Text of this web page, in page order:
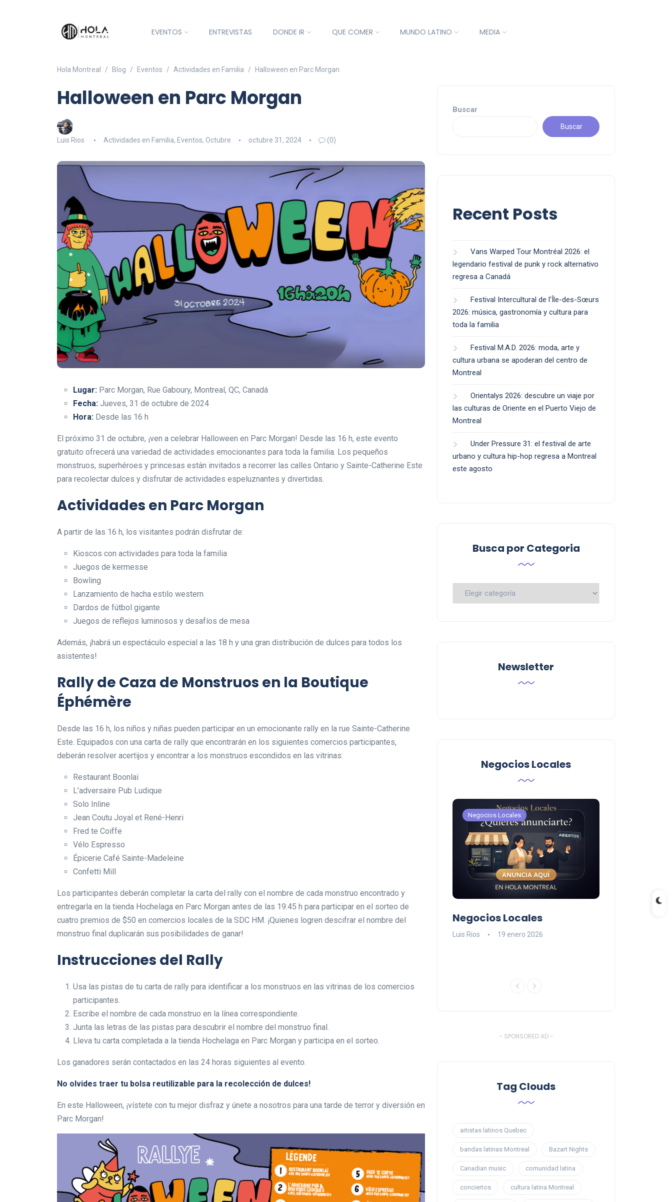
EVENTOS ENTREVISTAS DONDE IR QUE COMER MUNDO LATINO MEDIA
Hola Montreal Blog Eventos Actividades en Familia Halloween en Parc Morgan
Halloween en Parc Morgan
Luis Rios Actividades en Familia, Eventos, Octubre octubre 31, 2024 (0)
Lugar: Parc Morgan, Rue Gaboury, Montreal, QC, Canadá
Fecha: Jueves, 31 de octubre de 2024
Hora: Desde las 16 h
El próximo 31 de octubre, ¡ven a celebrar Halloween en Parc Morgan! Desde las 16 h, este evento
gratuito ofrecerá una variedad de actividades emocionantes para toda la familia. Los pequeños
monstruos, superhéroes y princesas están invitados a recorrer las calles Ontario y Sainte-Catherine Este
para recolectar dulces y disfrutar de actividades espeluznantes y divertidas.
Actividades en Parc Morgan
A partir de las 16 h, los visitantes podrán disfrutar de:
Kioscos con actividades para toda la familia
Juegos de kermesse
Bowling
Lanzamiento de hacha estilo western
Dardos de fútbol gigante
Juegos de reflejos luminosos y desafíos de mesa
Además, ¡habrá un espectáculo especial a las 18 h y una gran distribución de dulces para todos los
asistentes!
Rally de Caza de Monstruos en la Boutique
Éphémère
Desde las 16 h, los niños y niñas pueden participar en un emocionante rally en la rue Sainte-Catherine
Este. Equipados con una carta de rally que encontrarán en los siguientes comercios participantes,
deberán resolver acertijos y encontrar a los monstruos escondidos en las vitrinas:
Restaurant Boonlaï
L’adversaire Pub Ludique
Solo Inline
Jean Coutu Joyal et René-Henri
Fred te Coiffe
Vélo Espresso
Épicerie Café Sainte-Madeleine
Confetti Mill
Los participantes deberán completar la carta del rally con el nombre de cada monstruo encontrado y
entregarla en la tienda Hochelaga en Parc Morgan antes de las 19:45 h para participar en el sorteo de
cuatro premios de $50 en comercios locales de la SDC HM. ¡Quienes logren descifrar el nombre del
monstruo final duplicarán sus posibilidades de ganar!
Instrucciones del Rally
Usa las pistas de tu carta de rally para identificar a los monstruos en las vitrinas de los comercios
participantes.
Escribe el nombre de cada monstruo en la línea correspondiente.
Junta las letras de las pistas para descubrir el nombre del monstruo final.
Lleva tu carta completada a la tienda Hochelaga en Parc Morgan y participa en el sorteo.
Los ganadores serán contactados en las 24 horas siguientes al evento.
No olvides traer tu bolsa reutilizable para la recolección de dulces!
En este Halloween, ¡vístete con tu mejor disfraz y únete a nosotros para una tarde de terror y diversión en
Parc Morgan!
Buscar
Buscar
Recent Posts
Vans Warped Tour Montréal 2026: el
legendario festival de punk y rock alternativo
regresa a Canadá
Festival Intercultural de l’Île-des-Sœurs
2026: música, gastronomía y cultura para
toda la familia
Festival M.A.D. 2026: moda, arte y
cultura urbana se apoderan del centro de
Montreal
Orientalys 2026: descubre un viaje por
las culturas de Oriente en el Puerto Viejo de
Montreal
Under Pressure 31: el festival de arte
urbano y cultura hip-hop regresa a Montreal
este agosto
Busca por Categoria
Busca
Newsletter
Negocios Locales
Lishaam Market: productos
Negocios Locales
Negocios Locales
Luis Rios 19 enero 2026
- SPONSORED AD -
Tag Clouds
artistas latinos Quebec
bandas latinas Montreal Bazart Nights
Canadian music comunidad latina
conciertos cultura latina Montreal